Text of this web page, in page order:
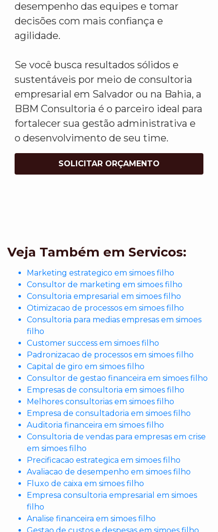
desempenho das equipes e tomar
decisões com mais confiança e
agilidade.
Se você busca resultados sólidos e
sustentáveis por meio de consultoria
empresarial em Salvador ou na Bahia, a
BBM Consultoria é o parceiro ideal para
fortalecer sua gestão administrativa e
o desenvolvimento de seu time.
SOLICITAR ORÇAMENTO
Veja Também em Servicos:
Marketing estrategico em simoes filho
Consultor de marketing em simoes filho
Consultoria empresarial em simoes filho
Otimizacao de processos em simoes filho
Consultoria para medias empresas em simoes
filho
Customer success em simoes filho
Padronizacao de processos em simoes filho
Capital de giro em simoes filho
Consultor de gestao financeira em simoes filho
Empresas de consultoria em simoes filho
Melhores consultorias em simoes filho
Empresa de consultadoria em simoes filho
Auditoria financeira em simoes filho
Consultoria de vendas para empresas em crise
em simoes filho
Precificacao estrategica em simoes filho
Avaliacao de desempenho em simoes filho
Fluxo de caixa em simoes filho
Empresa consultoria empresarial em simoes
filho
Analise financeira em simoes filho